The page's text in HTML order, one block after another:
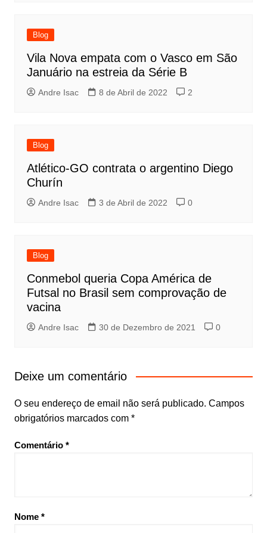
Blog
Vila Nova empata com o Vasco em São
Januário na estreia da Série B
Andre Isac 8 de Abril de 2022 2
Blog
Atlético-GO contrata o argentino Diego
Churín
Andre Isac 3 de Abril de 2022 0
Blog
Conmebol queria Copa América de
Futsal no Brasil sem comprovação de
vacina
Andre Isac 30 de Dezembro de 2021 0
Deixe um comentário
O seu endereço de email não será publicado. Campos
obrigatórios marcados com *
Comentário *
Nome *